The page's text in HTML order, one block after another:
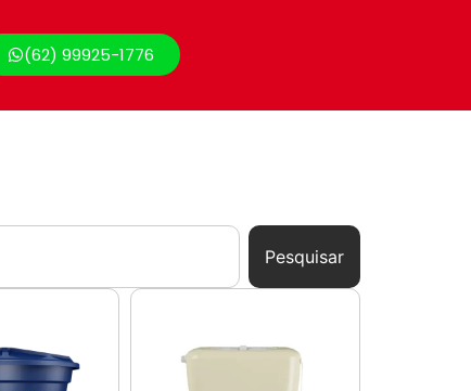
(62) 99925-1776
Pesquisar